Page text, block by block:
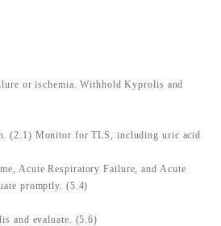
or ischemia. Withhold Kyprolis and
(2.1) Monitor for TLS, including uric acid
Acute Respiratory Failure, and Acute
promptly. (5.4)
and evaluate. (5.6)